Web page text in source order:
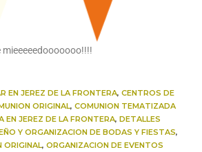
EN JEREZ DE LA FRONTERA, CENTROS DE
ORIGINAL, COMUNION TEMATIZADA
EN JEREZ DE LA FRONTERA, DETALLES
Y ORGANIZACION DE BODAS Y FIESTAS,
ORIGINAL, ORGANIZACION DE EVENTOS